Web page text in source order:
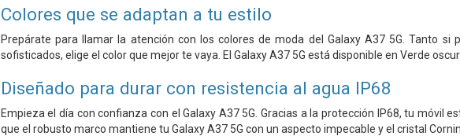
Colores que se adaptan a tu estilo
Prepárate para llamar la atención con los colores de moda del Galaxy A37 5G. Tanto
sofisticados, elige el color que mejor te vaya. El Galaxy A37 5G está disponible en Verde
Diseñado para durar con resistencia al agua IP68
Empieza el día con confianza con el Galaxy A37 5G. Gracias a la protección IP68, tu móvil
que el robusto marco mantiene tu Galaxy A37 5G con un aspecto impecable y el cristal